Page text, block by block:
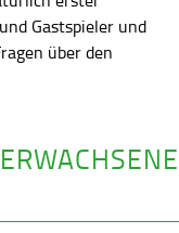
Gastspieler und
über den